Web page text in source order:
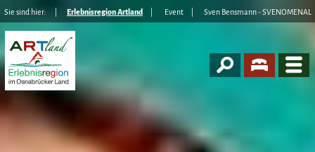
Sie sind hier: Erlebnisregion Artland Event Sven Bensmann - SVENOMENAL